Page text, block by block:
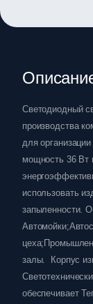
Светодиодный
производства
для
мощность 36 Вт
использовать
запыленности.
залы. Корпус
обеспечивает